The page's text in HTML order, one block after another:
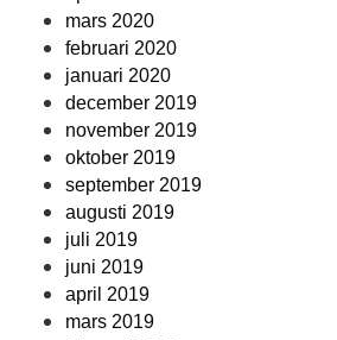
mars 2020
februari 2020
januari 2020
december 2019
november 2019
oktober 2019
september 2019
augusti 2019
juli 2019
juni 2019
april 2019
mars 2019